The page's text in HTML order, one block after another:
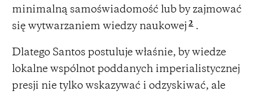
minimalną samoświadomość lub by zajmować
się wytwarzaniem wiedzy naukowej 2 .
Dlatego Santos postuluje właśnie, by wiedze
lokalne wspólnot poddanych imperialistycznej
presji nie tylko wskazywać i odzyskiwać, ale